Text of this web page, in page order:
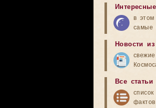
в этом
самые
Новости
Все статьи